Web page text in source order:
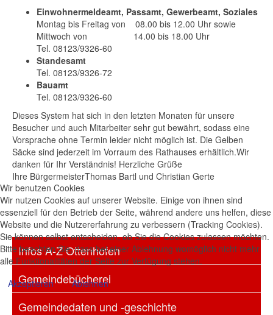
Einwohnermeldeamt, Passamt, Gewerbeamt, Soziales
Montag bis Freitag von 08.00 bis 12.00 Uhr sowie
Mittwoch von 14.00 bis 18.00 Uhr
Tel. 08123/9326-60
Standesamt
Tel. 08123/9326-72
Bauamt
Tel. 08123/9326-60
Dieses System hat sich in den letzten Monaten für unsere
Besucher und auch Mitarbeiter sehr gut bewährt, sodass eine
Vorsprache ohne Termin leider nicht möglich ist. Die Gelben
Säcke sind jederzeit im Vorraum des Rathauses erhältlich.Wir
danken für Ihr Verständnis! Herzliche Grüße
Ihre BürgermeisterThomas Bartl und Christian Gerte
Infos A-Z Ottenhofen
Gemeindebücherei
Gemeindedaten und -geschichte
Wir benutzen Cookies
Wir nutzen Cookies auf unserer Website. Einige von ihnen sind
essenziell für den Betrieb der Seite, während andere uns helfen, diese
Website und die Nutzererfahrung zu verbessern (Tracking Cookies).
Sie können selbst entscheiden, ob Sie die Cookies zulassen möchten.
Bitte beachten Sie, dass bei einer Ablehnung womöglich nicht mehr
alle Funktionalitäten der Seite zur Verfügung stehen.
Akzeptieren
Ablehnen